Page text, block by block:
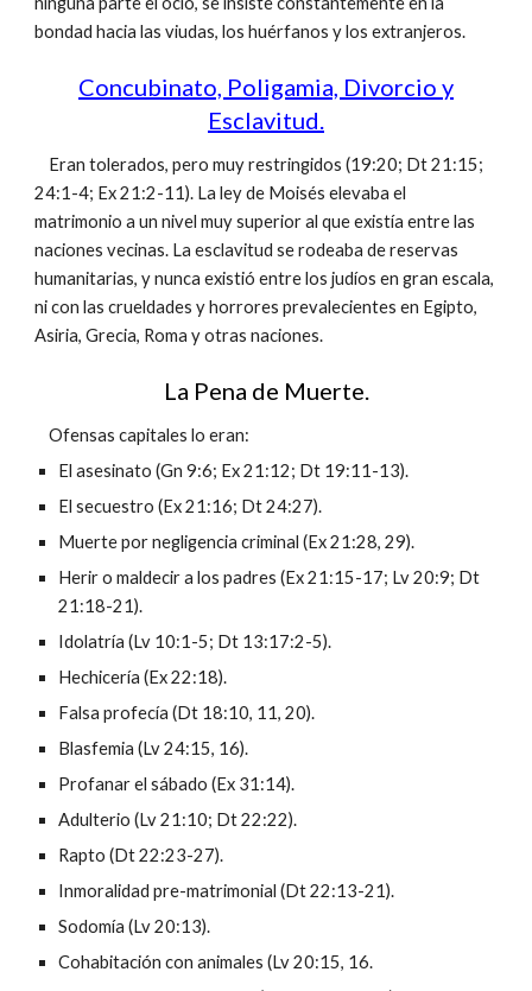
bondad hacia las viudas, los huérfanos y los extranjeros.
Concubinato, Poligamia, Divorcio y
Esclavitud.
Eran tolerados, pero muy restringidos (19:20; Dt 21:15;
24:1-4; Ex 21:2-11). La ley de Moisés elevaba el
matrimonio a un nivel muy superior al que existía entre las
naciones vecinas. La esclavitud se rodeaba de reservas
humanitarias, y nunca existió entre los judíos en gran escala,
ni con las crueldades y horrores prevalecientes en Egipto,
Asiria, Grecia, Roma y otras naciones.
La Pena de Muerte.
Ofensas capitales lo eran:
El asesinato (Gn 9:6; Ex 21:12; Dt 19:11-13).
El secuestro (Ex 21:16; Dt 24:27).
Muerte por negligencia criminal (Ex 21:28, 29).
Herir o maldecir a los padres (Ex 21:15-17; Lv 20:9; Dt
21:18-21).
Idolatría (Lv 10:1-5; Dt 13:17:2-5).
Hechicería (Ex 22:18).
Falsa profecía (Dt 18:10, 11, 20).
Blasfemia (Lv 24:15, 16).
Profanar el sábado (Ex 31:14).
Adulterio (Lv 21:10; Dt 22:22).
Rapto (Dt 22:23-27).
Inmoralidad pre-matrimonial (Dt 22:13-21).
Sodomía (Lv 20:13).
Cohabitación con animales (Lv 20:15, 16.